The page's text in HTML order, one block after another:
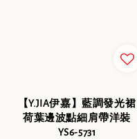
【Y.JIA伊嘉】藍調發光裙
荷葉邊波點細肩帶洋裝
YS6-5731